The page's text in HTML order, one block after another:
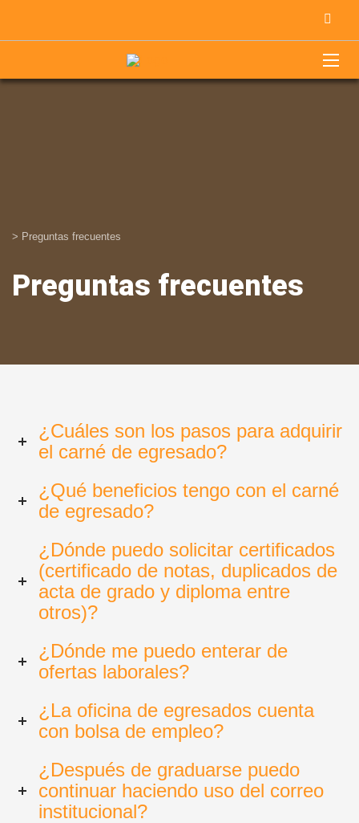
> Preguntas frecuentes
Preguntas frecuentes
¿Cuáles son los pasos para adquirir
el carné de egresado?
¿Qué beneficios tengo con el carné
de egresado?
¿Dónde puedo solicitar certificados
(certificado de notas, duplicados de
acta de grado y diploma entre
otros)?
¿Dónde me puedo enterar de
ofertas laborales?
¿La oficina de egresados cuenta
con bolsa de empleo?
¿Después de graduarse puedo
continuar haciendo uso del correo
institucional?